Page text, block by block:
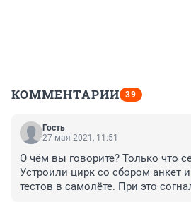
КОММЕНТАРИИ 39
Гость
27 мая 2021, 11:51
О чём вы говорите? Только что
Устроили цирк со сбором анкет
тестов в самолёте. При это